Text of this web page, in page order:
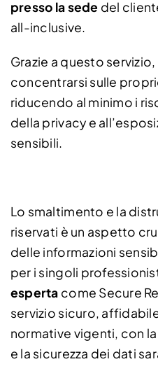
presso la sede del
all-inclusive.
Grazie a questo
concentrarsi sulle
riducendo al minimo i
della privacy e
sensibili.
Lo smaltimento e la
riservati è un aspetto
delle informazioni
per i singoli
esperta come Secure
servizio sicuro,
normative vigenti, con
e la sicurezza dei dati